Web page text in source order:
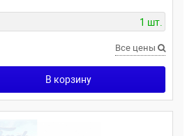
1 шт.
Все цены
В корзину